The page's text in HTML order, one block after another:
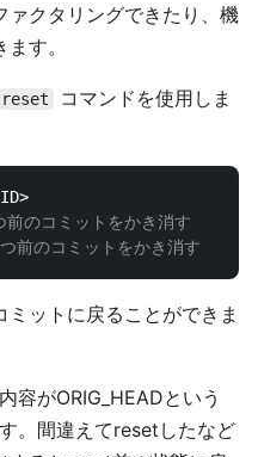
ァクタリングできたり、機
す。
reset
コマンドを使用しま
前のコミットをかき消す
前のコミットをかき消す
ットに戻ることができま
容がORIG_HEADという
。間違えてresetしたなど